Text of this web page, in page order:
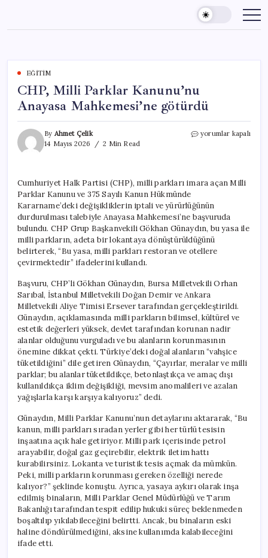
content
EĞITIM
CHP, Milli Parklar Kanunu’nu
Anayasa Mahkemesi’ne götürdü
By Ahmet Çelik
14 Mayıs 2026
2 Min Read
CHP,
Mahkemesi’ne
için
yorumlar kapalı
Cumhuriyet Halk Partisi (CHP), milli parkları imara açan Milli
Parklar Kanunu ve 375 Sayılı Kanun Hükmünde
Kararname’deki değişikliklerin iptali ve yürürlüğünün
durdurulması talebiyle Anayasa Mahkemesi’ne başvuruda
bulundu. CHP Grup Başkanvekili Gökhan Günaydın, bu yasa ile
milli parkların, adeta bir lokantaya dönüştürüldüğünü
belirterek, “Bu yasa, milli parkları restoran ve otellere
çevirmektedir” ifadelerini kullandı.
Başvuru, CHP’li Gökhan Günaydın, Bursa Milletvekili Orhan
Sarıbal, İstanbul Milletvekili Doğan Demir ve Ankara
Milletvekili Aliye Timisi Ersever tarafından gerçekleştirildi.
Günaydın, açıklamasında milli parkların bilimsel, kültürel ve
estetik değerleri yüksek, devlet tarafından korunan nadir
alanlar olduğunu vurguladı ve bu alanların korunmasının
önemine dikkat çekti. Türkiye’deki doğal alanların “vahşice
tüketildiğini” dile getiren Günaydın, “Çayırlar, meralar ve milli
parklar; bu alanlar tüketildikçe, betonlaştıkça ve amaç dışı
kullanıldıkça iklim değişikliği, mevsim anomalileri ve azalan
yağışlarla karşı karşıya kalıyoruz” dedi.
Günaydın, Milli Parklar Kanunu’nun detaylarını aktararak, “Bu
kanun, milli parkları sıradan yerler gibi her türlü tesisin
inşaatına açık hale getiriyor. Milli park içerisinde petrol
arayabilir, doğal gaz geçirebilir, elektrik iletim hattı
kurabilirsiniz. Lokanta ve turistik tesis açmak da mümkün.
Peki, milli parkların korunması gereken özelliği nerede
kalıyor?” şeklinde konuştu. Ayrıca, yasaya aykırı olarak inşa
edilmiş binaların, Milli Parklar Genel Müdürlüğü ve Tarım
Bakanlığı tarafından tespit edilip hukuki süreç beklenmeden
boşaltılıp yıkılabileceğini belirtti. Ancak, bu binaların eski
haline döndürülmediğini, aksine kullanımda kalabileceğini
ifade etti.